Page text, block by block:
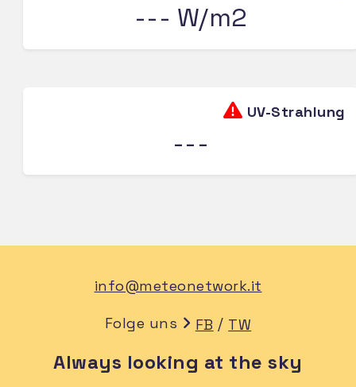
--- W/m2
UV-Strahlung
---
info@meteonetwork.it
Folge uns FB / TW
Always looking at the sky